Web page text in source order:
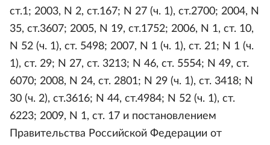
ст.1; 2003, N 2, ст.167; N 27 (ч. 1), ст.2700; 2004, N
35, ст.3607; 2005, N 19, ст.1752; 2006, N 1, ст. 10,
N 52 (ч. 1), ст. 5498; 2007, N 1 (ч. 1), ст. 21; N 1 (ч.
1), ст. 29; N 27, ст. 3213; N 46, ст. 5554; N 49, ст.
6070; 2008, N 24, ст. 2801; N 29 (ч. 1), ст. 3418; N
30 (ч. 2), ст.3616; N 44, ст.4984; N 52 (ч. 1), ст.
6223; 2009, N 1, ст. 17 и постановлением
Правительства Российской Федерации от